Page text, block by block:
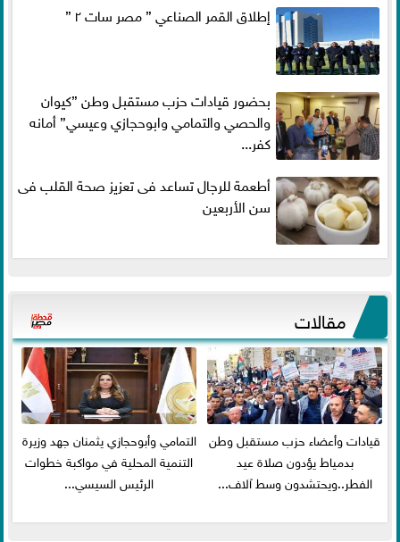
إطلاق القمر الصناعي ” مصر سات ٢ ”
بحضور قيادات حزب مستقبل وطن ”كيوان
والحصي والتمامي وابوحجازي وعيسي” أمانه
كفر...
أطعمة للرجال تساعد فى تعزيز صحة القلب فى
سن الأربعين
مقالات
قيادات وأعضاء حزب مستقبل وطن
بدمياط يؤدون صلاة عيد
الفطر..ويحتشدون وسط آلاف...
التمامي وأبوحجازي يثمنان جهد وزيرة
التنمية المحلية في مواكبة خطوات
الرئيس السيسي...